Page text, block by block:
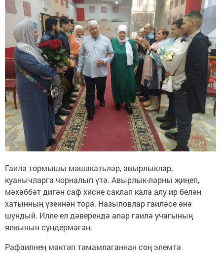
Гаилә тормышы мәшәкатьләр, авырлыклар,
куанычларга чорналып үтә. Авырлык-ларны җиңеп,
мәхәббәт дигән саф хисне саклап кала алу ир белән
хатынның үзеннән тора. Назыповлар гаиләсе әнә
шундый. Илле ел дәверендә алар гаилә учагының
ялкынын сүндермәгән.
Рафаилнең мәктәп тәмамлаганнан соң элемтә